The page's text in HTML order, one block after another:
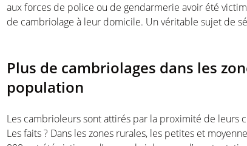
aux forces de police ou de gendarmerie avoir été
de cambriolage à leur domicile. Un véritable sujet de
Plus de cambriolages dans les
population
Les cambrioleurs sont attirés par la proximité de leurs
Les faits ? Dans les zones rurales, les petites et